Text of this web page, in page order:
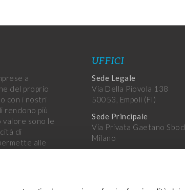
a
del proprio
con i nostri
rendono più
valore sono le
di
alle
UFFICI
Sede Legale
Via Della Piovola 138
50053, Empoli (FI)
Sede Principale
Via Privata Gaetano
Milano